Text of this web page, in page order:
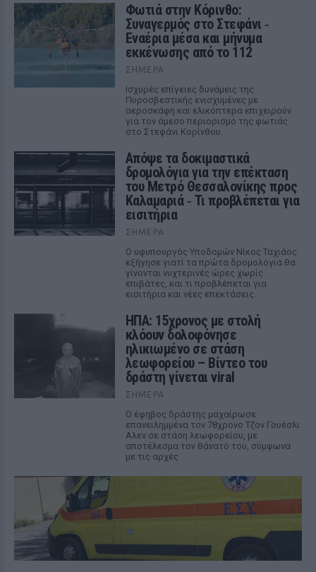
Φωτιά στην Κόρινθο:
Συναγερμός στο Στεφάνι ‑
Εναέρια μέσα και μήνυμα
εκκένωσης από το 112
ΣΉΜΕΡΑ
Ισχυρές επίγειες δυνάμεις της
Πυροσβεστικής ενισχυμένες με
αεροσκάφη και ελικόπτερα επιχειρούν
για τον άμεσο περιορισμό της φωτιάς
στο Στεφάνι Κορίνθου.
Απόψε τα δοκιμαστικά
δρομολόγια για την επέκταση
του Μετρό Θεσσαλονίκης προς
Καλαμαριά ‑ Τι προβλέπεται για
εισιτήρια
ΣΉΜΕΡΑ
Ο υφυπουργός Υποδομών Νίκος Ταχιάος
εξήγησε γιατί τα πρώτα δρομολόγια θα
γίνονται νυχτερινές ώρες χωρίς
επιβάτες, και τι προβλέπεται για
εισιτήρια και νέες επεκτάσεις.
ΗΠΑ: 15χρονος με στολή
κλόουν δολοφόνησε
ηλικιωμένο σε στάση
λεωφορείου – Βίντεο του
δράστη γίνεται viral
ΣΉΜΕΡΑ
Ο έφηβος δράστης μαχαίρωσε
επανειλημμένα τον 78χρονο Τζον Γουέσλι
Αλεν σε στάση λεωφορείου, με
αποτέλεσμα τον θάνατό του, σύμφωνα
με τις αρχές